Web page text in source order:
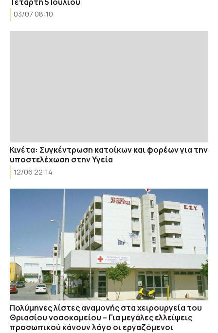
03/07 08:10
Κινέτα: Συγκέντρωση κατοίκων και φορέων για την
υποστελέχωση στην Υγεία
12/06 22:14
Πολύμηνες λίστες αναμονής στα χειρουργεία του
Θριασίου νοσοκομείου – Για μεγάλες ελλείψεις
προσωπικού κάνουν λόγο οι εργαζόμενοι